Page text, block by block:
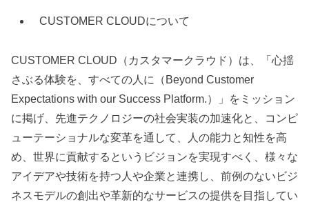
CUSTOMER CLOUDについて
CUSTOMER CLOUD（カスタマークラウド）は、「心揺
さぶる体験を、すべての人に（Beyond Customer
Expectations with our Success Platform.）」をミッション
に掲げ、先進テクノロジーの社会実装の加速化と、コンピ
ューテーショナルな変革を通して、人の能力と知性を高
め、世界に貢献するというビジョンを実現すべく、様々な
アイデアや技術を持つ人や企業と連携し、前例のないビジ
ネスモデルの創出や革新的なサービスの提供を目指してい